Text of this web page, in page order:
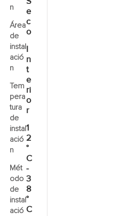
n
Área
de
instal
ació
n
Tem
pera
tura
de
instal
ació
n
Mét
odo
de
instal
ació
e
c
o
I
n
t
e
ri
o
r
1
2
°
C
-
3
8
°
C